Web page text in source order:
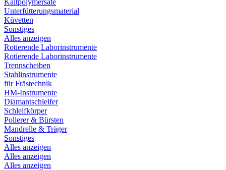
Kaltpolymersate
Unterfütterungsmaterial
Küvetten
Sonstiges
Alles anzeigen
Rotierende Laborinstrumente
Rotierende Laborinstrumente
Trennscheiben
Stahlinstrumente
für Frästechnik
HM-Instrumente
Diamantschleifer
Schleifkörper
Polierer & Bürsten
Mandrelle & Träger
Sonstiges
Alles anzeigen
Alles anzeigen
Alles anzeigen